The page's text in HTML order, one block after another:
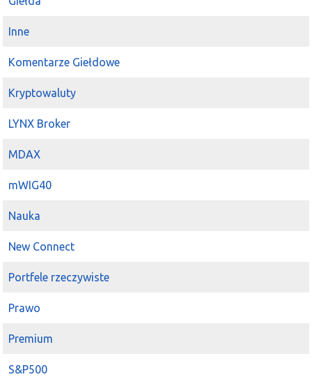
Inne
Komentarze Giełdowe
Kryptowaluty
LYNX Broker
MDAX
mWIG40
Nauka
New Connect
Portfele rzeczywiste
Prawo
Premium
S&P500